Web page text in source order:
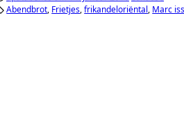
Abendbrot Frietjes frikandeloriëntal Marc